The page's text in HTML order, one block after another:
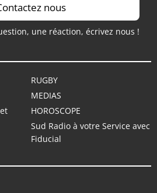
nous
une réaction, écrivez nous !
RUGBY
MEDIAS
HOROSCOPE
Sud Radio à votre Service avec
Fiducial